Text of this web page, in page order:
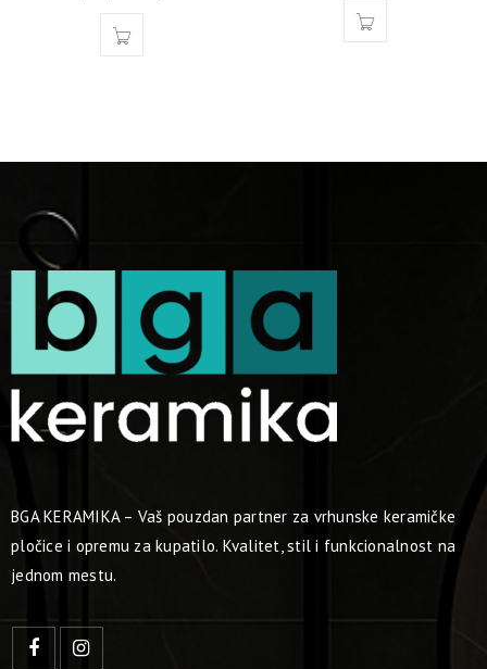
BGA KERAMIKA – Vaš pouzdan partner za vrhunske keramičke
pločice i opremu za kupatilo. Kvalitet, stil i funkcionalnost na
jednom mestu.